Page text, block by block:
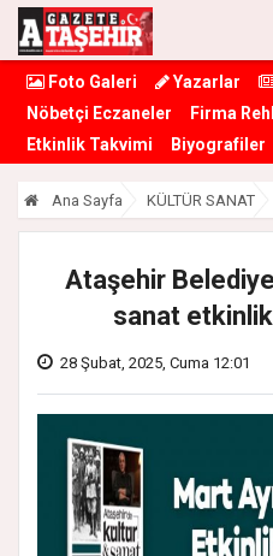
Foto Galeri Yazarlar
Nöbetçi Eczaneler
Firma
Etkinlik Takvimi
Biyografiler
Ana Sayfa KÜLTÜR SANAT
Ataşehir
sanat
28 Şubat, 2025, Cuma 12:01